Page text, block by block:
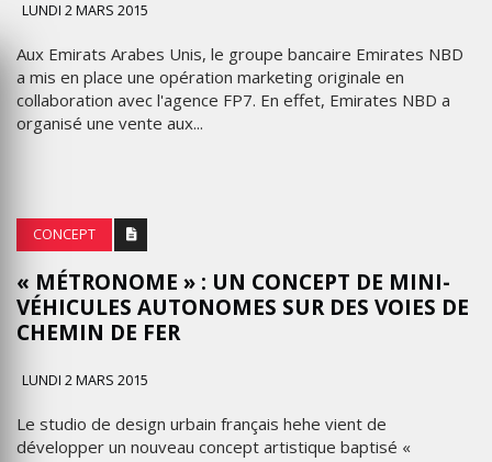
LUNDI 2 MARS 2015
Aux Emirats Arabes Unis, le groupe bancaire Emirates NBD
a mis en place une opération marketing originale en
collaboration avec l'agence FP7. En effet, Emirates NBD a
organisé une vente aux...
CONCEPT
« MÉTRONOME » : UN CONCEPT DE MINI-
VÉHICULES AUTONOMES SUR DES VOIES DE
CHEMIN DE FER
LUNDI 2 MARS 2015
Le studio de design urbain français hehe vient de
développer un nouveau concept artistique baptisé «